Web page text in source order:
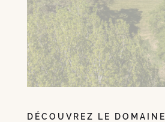
DÉCOUVREZ LE DOMAINE